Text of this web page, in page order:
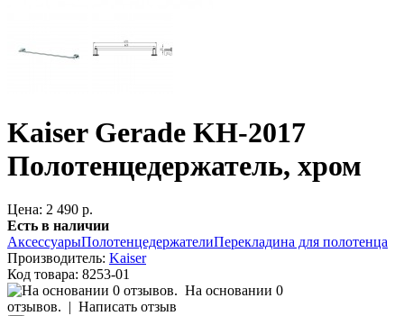
Kaiser Gerade KH-2017
Полотенцедержатель, хром
Цена: 2 490 р.
Есть в наличии
АксессуарыПолотенцедержателиПерекладина для полотенца
Производитель: Kaiser
Код товара: 8253-01
На основании 0
отзывов. | Написать отзыв